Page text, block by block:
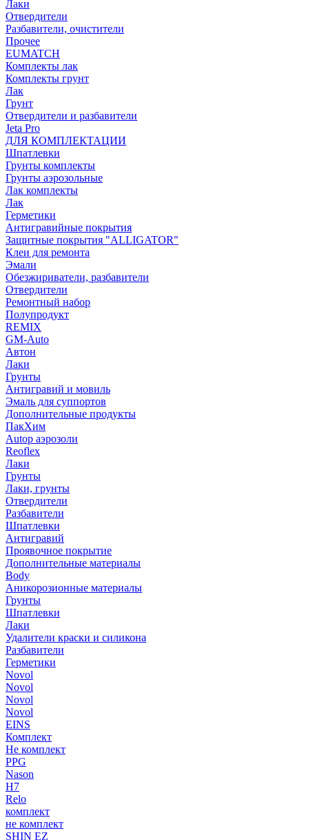
Лаки
Отвердители
Разбавители, очистители
Прочее
EUMATCH
Комплекты лак
Комплекты грунт
Лак
Грунт
Отвердители и разбавители
Jeta Pro
ДЛЯ КОМПЛЕКТАЦИИ
Шпатлевки
Грунты комплекты
Грунты аэрозольные
Лак комплекты
Лак
Герметики
Антигравийные покрытия
Защитные покрытия "ALLIGATOR"
Клеи для ремонта
Эмали
Обезжириватели, разбавители
Отвердители
Ремонтный набор
Полупродукт
REMIX
GM-Auto
Автон
Лаки
Грунты
Антигравий и мовиль
Эмаль для суппортов
Дополнительные продукты
ПакХим
Autop аэрозоли
Reoflex
Лаки
Грунты
Лаки, грунты
Отвердители
Разбавители
Шпатлевки
Антигравий
Проявочное покрытие
Дополнительные материалы
Body
Аникорозионные материалы
Грунты
Шпатлевки
Лаки
Удалители краски и силикона
Разбавители
Герметики
Novol
Novol
Novol
Novol
EINS
Комплект
Не комплект
PPG
Nason
H7
Relo
комплект
не комплект
SHIN EZ